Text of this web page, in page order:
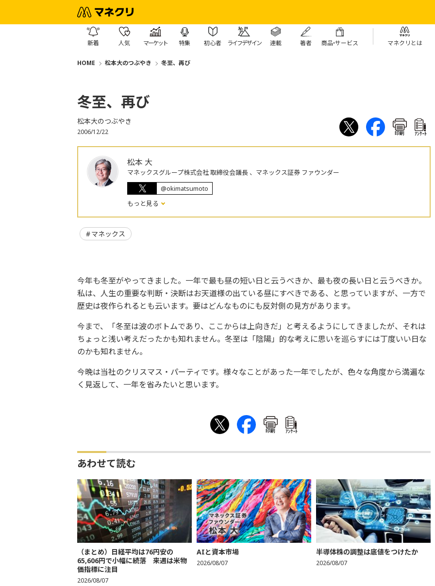
新着 人気 マーケット 特集 初心者 ライフデザイン 連載 著者 商品・サービス マネクリとは
HOME 松本大のつぶやき 冬至、再び
冬至、再び
松本大のつぶやき
2006/12/22 印刷 ｱﾝｹｰﾄ
松本 大
マネックスグループ株式会社 取締役会議長 、マネックス証券 ファウンダー
@okimatsumoto
もっと見る
マネックス
今年も冬至がやってきました。一年で最も昼の短い日と云うべきか、最も夜の長い日と云うべきか。
私は、人生の重要な判断・決断はお天道様の出ている昼にすべきである、と思っていますが、一方で
歴史は夜作られるとも云います。要はどんなものにも反対側の見方があります。
今まで、「冬至は波のボトムであり、ここからは上向きだ」と考えるようにしてきましたが、それは
ちょっと浅い考えだったかも知れません。冬至は「陰陽」的な考えに思いを巡らすには丁度いい日な
のかも知れません。
今晩は当社のクリスマス・パーティです。様々なことがあった一年でしたが、色々な角度から満遍な
く見返して、一年を省みたいと思います。
印刷 ｱﾝｹｰﾄ
あわせて読む
（まとめ）日経平均は76円安の
65,606円で小幅に続落 来週は米物
価指標に注目
2026/08/07
AIと資本市場
2026/08/07
半導体株の調整は底値をつけたか
2026/08/07